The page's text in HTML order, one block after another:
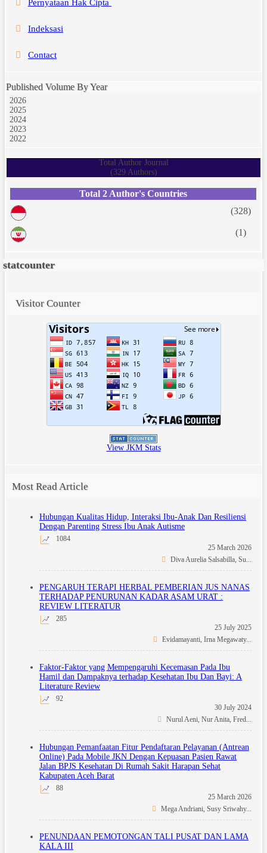
Pernyataan Hak Cipta
Indeksasi
Contact
Published Volume By Year
2026
2025
2024
2023
2022
Total Author Journal
(329 Authors)
Total 2 Author's Countries
(328)
(1)
statcounter
Visitor Counter
View JKM Stats
Most Read Article
Hubungan Kualitas Hidup, Interaksi Ibu-Anak Dan Resiliensi
Dengan Parenting Stress Ibu Anak Autisme
1084
25 March 2026
Diva Aurelia Salsabilla, Su...
PENGARUH TERAPI HERBAL PEMBERIAN JUS NANAS
TERHADAP PENURUNAN KADAR ASAM URAT :
REVIEW LITERATUR
285
25 July 2025
Evidamayanti, Irna Megawaty...
Faktor-Faktor yang Mempengaruhi Kecemasan Pada Ibu
Hamil dan Dampaknya terhadap Kesehatan Ibu Dan Bayi: A
Literature Review
92
30 July 2024
Nurul Aeni, Nur Anita, Fred...
Hubungan Pemanfaatan Fitur Pendaftaran Pelayanan (Antrean
Online) Pada Mobile JKN Dengan Kepuasan Pasien Rawat
Jalan BPJS Kesehatan Di Rumah Sakit Harapan Sehat
Kabupaten Aceh Barat
88
25 March 2026
Mega Andriani, Susy Sriwahy...
PENUNDAAN PEMOTONGAN TALI PUSAT DAN LAMA
KALA III